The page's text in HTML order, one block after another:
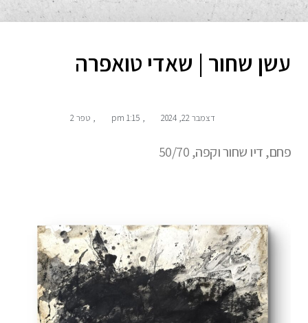
עשן שחור | שאדי טואפרה
דצמבר 22, 2024 1:15 pm טפר 2
פחם, דיו שחור וקפה, 50/70